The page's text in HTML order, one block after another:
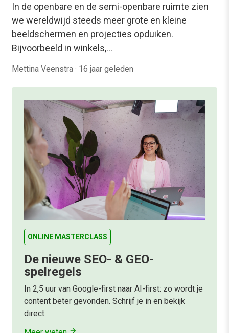
In de openbare en de semi-openbare ruimte zien
we wereldwijd steeds meer grote en kleine
beeldschermen en projecties opduiken.
Bijvoorbeeld in winkels,…
Mettina Veenstra · 16 jaar geleden
ONLINE MASTERCLASS
De nieuwe SEO- & GEO-
spelregels
In 2,5 uur van Google-first naar AI-first: zo wordt je
content beter gevonden. Schrijf je in en bekijk
direct.